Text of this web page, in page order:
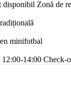
disponibil Zonă de
minifotbal
14:00 Check-